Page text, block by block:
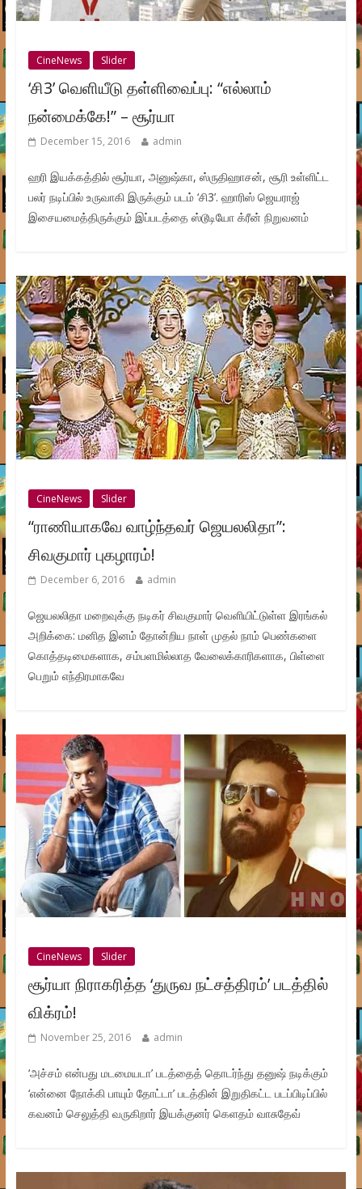
CineNews Slider
‘சி3’ வெளியீடு தள்ளிவைப்பு: “எல்லாம்
நன்மைக்கே!” – சூர்யா
December 15, 2016 admin
ஹரி இயக்கத்தில் சூர்யா, அனுஷ்கா, ஸ்ருதிஹாசன், சூரி உள்ளிட்ட
பலர் நடிப்பில் உருவாகி இருக்கும் படம் ‘சி3’. ஹாரிஸ் ஜெயராஜ்
இசையமைத்திருக்கும் இப்படத்தை ஸ்டூடியோ க்ரீன் நிறுவனம்
CineNews Slider
“ராணியாகவே வாழ்ந்தவர் ஜெயலலிதா”:
சிவகுமார் புகழாரம்!
December 6, 2016 admin
ஜெயலலிதா மறைவுக்கு நடிகர் சிவகுமார் வெளியிட்டுள்ள இரங்கல்
அறிக்கை: மனித இனம் தோன்றிய நாள் முதல் நாம் பெண்களை
கொத்தடிமைகளாக, சம்பளமில்லாத வேலைக்காரிகளாக, பிள்ளை
பெறும் எந்திரமாகவே
CineNews Slider
சூர்யா நிராகரித்த ‘துருவ நட்சத்திரம்’ படத்தில்
விக்ரம்!
November 25, 2016 admin
‘அச்சம் என்பது மடமையடா’ படத்தைத் தொடர்ந்து தனுஷ் நடிக்கும்
‘என்னை நோக்கி பாயும் தோட்டா’ படத்தின் இறுதிகட்ட படப்பிடிப்பில்
கவனம் செலுத்தி வருகிறார் இயக்குனர் கெளதம் வாசுதேவ்